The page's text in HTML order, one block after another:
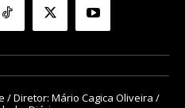
/ Diretor: Mário Cagica Oliveira /